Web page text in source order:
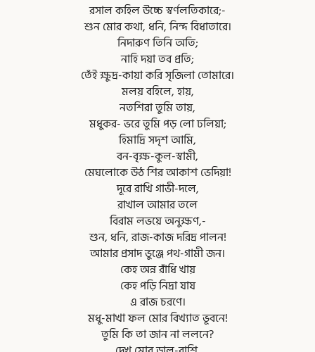
রসাল কহিল উচ্চে স্বর্ণলতিকারে;-
শুন মোর কথা, ধনি, নিন্দ বিধাতারে।
নিদারুণ তিনি অতি;
নাহি দয়া তব প্রতি;
তেঁই ক্ষুদ্র-কায়া করি সৃজিলা তোমারে।
মলয় বহিলে, হায়,
নতশিরা তুমি তায়,
মধুকর- ভরে তুমি পড় লো ঢলিয়া;
হিমাদ্রি সদৃশ আমি,
বন-বৃক্ষ-কুল-স্বামী,
মেঘলোকে উঠ শির আকাশ ভেদিয়া!
দূরে রাখি গাভী-দলে,
রাখাল আমার তলে
বিরাম লভয়ে অনুক্ষণ,-
শুন, ধনি, রাজ-কাজ দরিদ্র পালন!
আমার প্রসাদ ভুঞ্জে পথ-গামী জন।
কেহ অন্ন রাঁধি খায়
কেহ পড়ি নিদ্রা যায
এ রাজ চরণে।
মধু-মাখা ফল মোর বিখ্যাত ভূবনে!
তুমি কি তা জান না ললনে?